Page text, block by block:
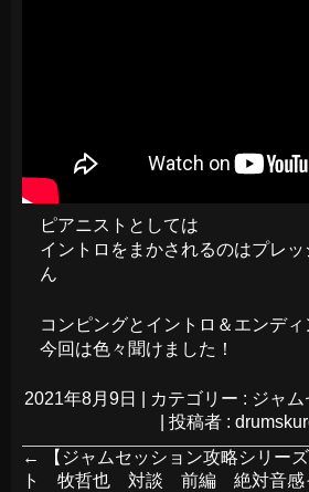
ピアニストとしては
イントロをまかされるのはプレッ
ん
コンピングとイントロ＆エンデ
今回は色々聞けました！
2021年8月9日 カテゴリー : ジャ
投稿者 :
←
【ジャムセッション攻略シリー
ト 牧哲也 対談 前編 絶対音感